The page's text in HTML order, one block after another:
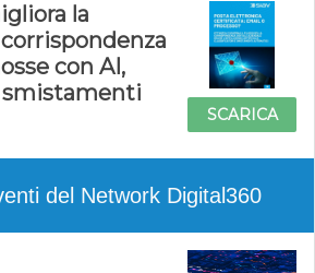
la
con AI,
smistamenti
SCARICA
del Network Digital360